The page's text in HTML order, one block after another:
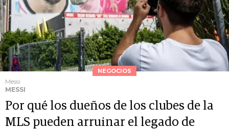
NEGOCIOS
Messi
MESSI
Por qué los dueños de los clubes de la
MLS pueden arruinar el legado de